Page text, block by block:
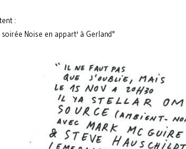
:
Noise en appart' à Gerland"